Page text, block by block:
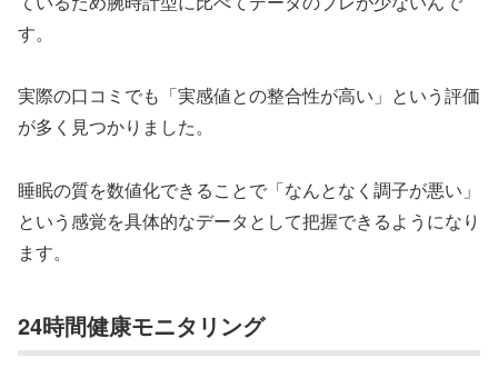
す。
実際の口コミでも「実感値との整合性が高い」という評価
が多く見つかりました。
睡眠の質を数値化できることで「なんとなく調子が悪い」
という感覚を具体的なデータとして把握できるようになり
ます。
24時間健康モニタリング